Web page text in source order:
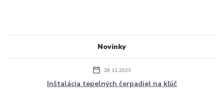
Novinky
28.11.2023
Inštalácia tepelných čerpadiel na kľúč